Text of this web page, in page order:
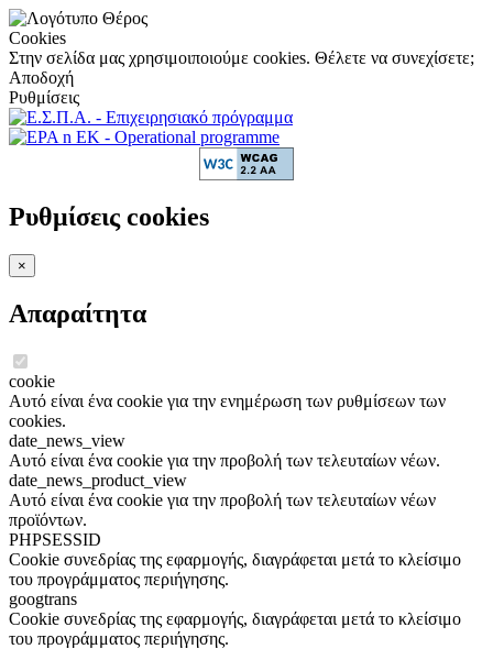
Cookies
Στην σελίδα μας χρησιμοιποιούμε cookies. Θέλετε να συνεχίσετε;
Αποδοχή
Ρυθμίσεις
Ρυθμίσεις cookies
×
Απαραίτητα
cookie
Αυτό είναι ένα cookie για την ενημέρωση των ρυθμίσεων των
cookies.
date_news_view
Αυτό είναι ένα cookie για την προβολή των τελευταίων νέων.
date_news_product_view
Αυτό είναι ένα cookie για την προβολή των τελευταίων νέων
προϊόντων.
PHPSESSID
Cookie συνεδρίας της εφαρμογής, διαγράφεται μετά το κλείσιμο
του προγράμματος περιήγησης.
googtrans
Cookie συνεδρίας της εφαρμογής, διαγράφεται μετά το κλείσιμο
του προγράμματος περιήγησης.